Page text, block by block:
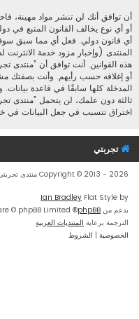
أن توافق أنك لن تنشر مواد
أو أي نوع يخالف القانون المتبع في
أي قانون دولي. فعل أي مما سبق
المنتدى (وإخبار مزود خدمة
هذه القوانين. أنت توافق أن ”منتدى
أو إغلاقه حسب رأيهم. وأنت بصفتك
المدخلة كلها سابقًا في قاعدة
اختراق تتسبب في جعل البيانات في
تجربتي
Copyright © 2013 - 2026 منتدى تجربتي All rights reserved.
Flat Style by
Ian Bradley
بدعم من phpBB
® Forum Software © phpBB Limited
الترجمة برعاية المنتديات العربية
الخصوصية | الشروط